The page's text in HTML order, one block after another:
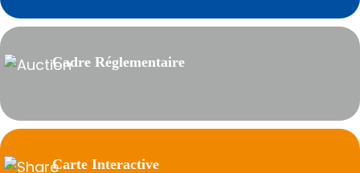
Cadre Réglementaire
Carte Interactive